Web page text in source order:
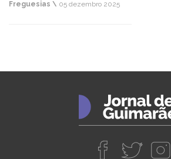
Freguesias \ 05 dezembro 2025